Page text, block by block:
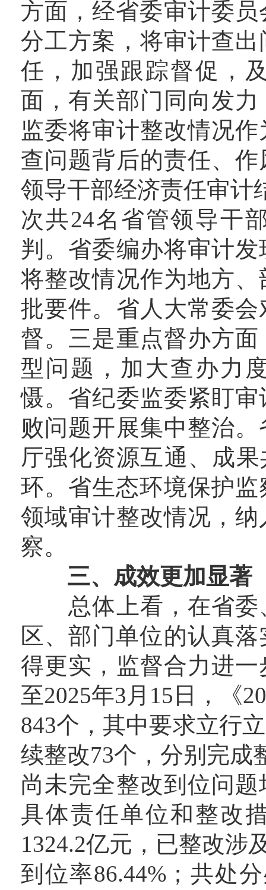
方面，经省委审计委
分工方案，将审计查
任，加强跟踪督促，
面，有关部门同向发
监委将审计整改情况
查问题背后的责任、
领导干部经济责任审计
次共24名省管领导干
判。省委编办将审计
将整改情况作为地方
批要件。省人大常委
督。三是重点督办方
型问题，加大查办力
慑。省纪委监委紧盯
败问题开展集中整治
厅强化资源互通、成
环。省生态环境保护
领域审计整改情况，
察。
三、成效更加显著
总体上看，在省委
区、部门单位的认真
得更实，监督合力进
至2025年3月15日，《
843个，其中要求立行
续整改73个，分别完成
尚未完全整改到位问
具体责任单位和整改
1324.2亿元，已整改涉
到位率86.44%；共处